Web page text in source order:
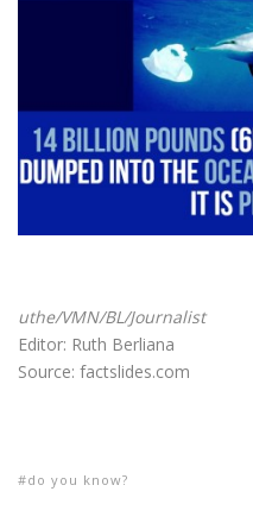
uthe/VMN/BL/Journalist
Editor: Ruth Berliana
Source: factslides.com
do you know?